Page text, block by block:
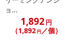
ョ...
1,892円
（1,892 円／個）